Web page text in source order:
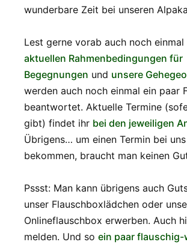
wunderbare Zeit bei unseren
Lest gerne vorab auch noch einmal
aktuellen Rahmenbedingungen für
Begegnungen und unsere
werden auch noch einmal ein paar
beantwortet. Aktuelle Termine
gibt) findet ihr bei den jeweiligen
Übrigens… um einen Termin bei
bekommen, braucht man keinen
Pssst: Man kann übrigens auch
unser Flauschboxlädchen oder
Onlineflauschbox erwerben. Auch
melden. Und so ein paar flauschig-